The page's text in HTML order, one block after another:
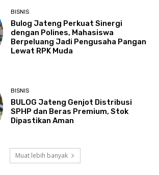
BISNIS
Bulog Jateng Perkuat Sinergi
dengan Polines, Mahasiswa
Berpeluang Jadi Pengusaha Pangan
Lewat RPK Muda
BISNIS
BULOG Jateng Genjot Distribusi
SPHP dan Beras Premium, Stok
Dipastikan Aman
Muat lebih banyak